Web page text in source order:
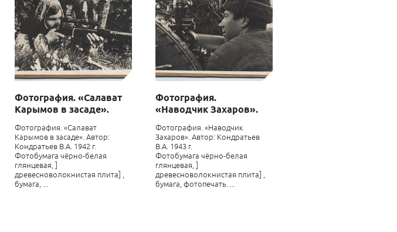
Фотография. «Салават
Карымов в засаде».
Фотография. «Салават
Карымов в засаде». Автор:
Кондратьев В.А. 1942 г.
Фотобумага чёрно-белая
глянцевая, ]
древесноволокнистая плита] ,
бумага, ...
Фотография.
«Наводчик Захаров».
Фотография. «Наводчик
Захаров». Автор: Кондратьев
В.А. 1943 г.
Фотобумага чёрно-белая
глянцевая, ]
древесноволокнистая плита] ,
бумага, фотопечать. ...